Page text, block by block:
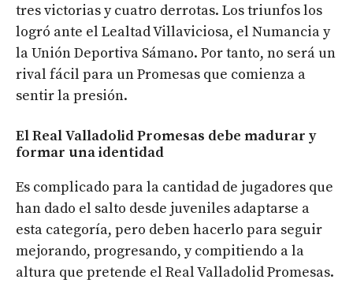
tres victorias y cuatro derrotas. Los triunfos los
logró ante el Lealtad Villaviciosa, el Numancia y
la Unión Deportiva Sámano. Por tanto, no será un
rival fácil para un Promesas que comienza a
sentir la presión.
El Real Valladolid Promesas debe madurar y
formar una identidad
Es complicado para la cantidad de jugadores que
han dado el salto desde juveniles adaptarse a
esta categoría, pero deben hacerlo para seguir
mejorando, progresando, y compitiendo a la
altura que pretende el Real Valladolid Promesas.